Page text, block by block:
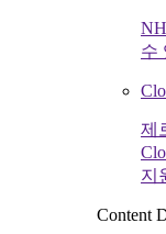
수
제
지
Content